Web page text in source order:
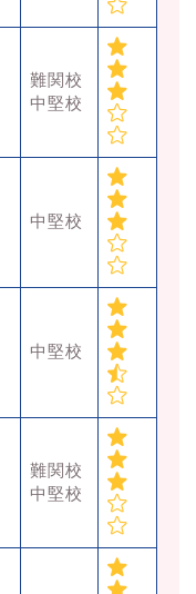
難関校
中堅校
中堅校
中堅校
難関校
中堅校